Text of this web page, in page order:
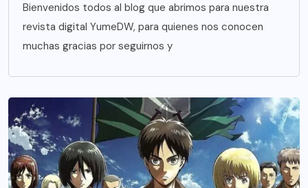
Bienvenidos todos al blog que abrimos para nuestra
revista digital YumeDW, para quienes nos conocen
muchas gracias por seguirnos y